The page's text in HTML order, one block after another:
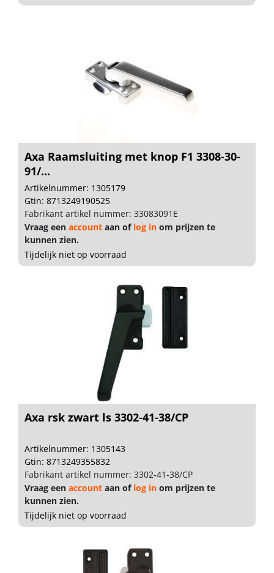
Axa Raamsluiting met knop F1 3308-30-
91/...
Artikelnummer: 1305179
Gtin: 8713249190525
Fabrikant artikel nummer: 33083091E
Vraag een account aan of log in om prijzen te
kunnen zien.
Tijdelijk niet op voorraad
Axa rsk zwart ls 3302-41-38/CP
Artikelnummer: 1305143
Gtin: 8713249355832
Fabrikant artikel nummer: 3302-41-38/CP
Vraag een account aan of log in om prijzen te
kunnen zien.
Tijdelijk niet op voorraad